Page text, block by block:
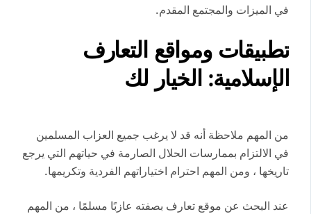
في الميزات والمجتمع المقدم.
تطبيقات ومواقع التعارف
الإسلامية: الخيار لك
من المهم ملاحظة أنه قد لا يرغب جميع العزاب المسلمين
في الالتزام بممارسات الحلال الصارمة في حياتهم التي يرجع
تاريخها ، ومن المهم احترام اختياراتهم الفردية وتكريمها.
عند البحث عن موقع تعارف بصفته عازبًا مسلمًا ، من المهم